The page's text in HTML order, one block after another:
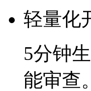
轻量化
5分钟
能审查。